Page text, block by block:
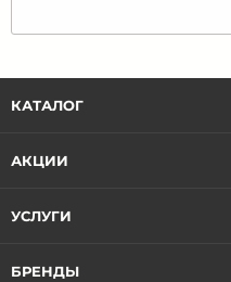
КАТАЛОГ
АКЦИИ
УСЛУГИ
БРЕНДЫ